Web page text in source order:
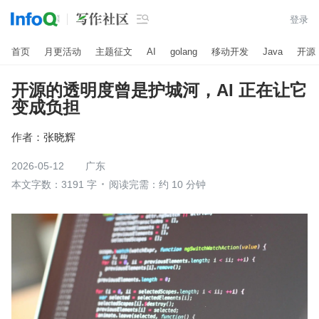
 登录
首页 月更活动 主题征文 AI golang 移动开发 Java 开源
开源的透明度曾是护城河，AI 正在让它
变成负担
作者： 张晓辉
2026-05-12
广东
本文字数：3191 字
阅读完需：约 10 分钟